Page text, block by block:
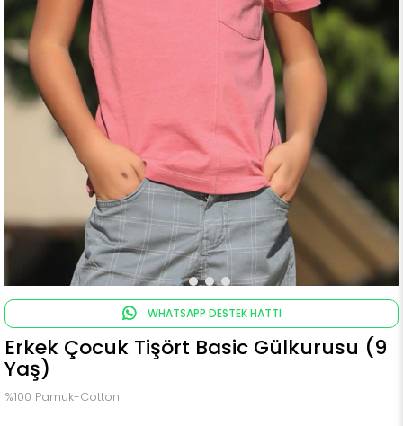
WHATSAPP DESTEK HATTI
Erkek Çocuk Tişört Basic Gülkurusu (9
Yaş)
%100 Pamuk-Cotton